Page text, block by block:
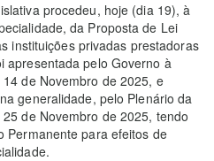
procedeu, hoje (dia 19), à
da Proposta de Lei
instituições privadas prestadoras
apresentada pelo Governo à
de Novembro de 2025, e
generalidade, pelo Plenário da
de Novembro de 2025, tendo
Permanente para efeitos de